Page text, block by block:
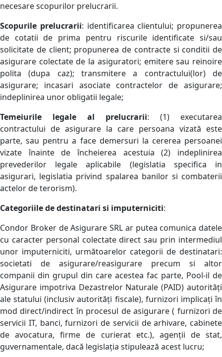
necesare scopurilor prelucrarii.
Scopurile prelucrarii: identificarea clientului; propunerea
de cotatii de prima pentru riscurile identificate si/sau
solicitate de client; propunerea de contracte si conditii de
asigurare colectate de la asiguratori; emitere sau reinoire
polita (dupa caz); transmitere a contractului(lor) de
asigurare; incasari asociate contractelor de asigurare;
indeplinirea unor obligatii legale;
Temeiurile legale al prelucrarii: (1) executarea
contractului de asigurare la care persoana vizată este
parte, sau pentru a face demersuri la cererea persoanei
vizate înainte de încheierea acestuia (2) indeplinirea
prevederilor legale aplicabile (legislatia specifica in
asigurari, legislatia privind spalarea banilor si combaterii
actelor de terorism).
Categoriile de destinatari si imputerniciti:
Condor Broker de Asigurare SRL ar putea comunica datele
cu caracter personal colectate direct sau prin intermediul
unor imputerniciti, următoarelor categorii de destinatari:
societati de asigurare/reasigurare precum si altor
companii din grupul din care acestea fac parte, Pool-il de
Asigurare impotriva Dezastrelor Naturale (PAID) autorități
ale statului (inclusiv autorități fiscale), furnizori implicați în
mod direct/indirect în procesul de asigurare ( furnizori de
servicii IT, banci, furnizori de servicii de arhivare, cabinete
de avocatura, firme de curierat etc.), agenții de stat,
guvernamentale, dacă legislația stipulează acest lucru;